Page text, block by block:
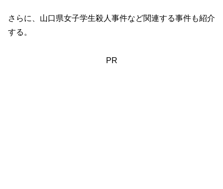
さらに、山口県女子学生殺人事件など関連する事件も紹介
する。
PR